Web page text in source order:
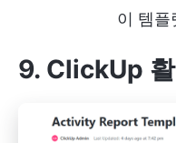
이 템플
9. ClickUp